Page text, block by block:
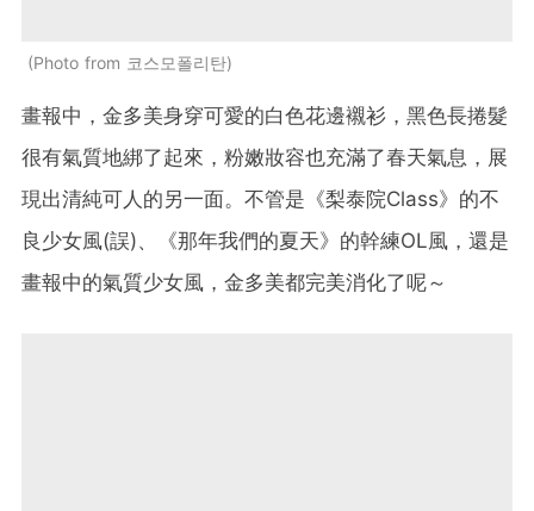
Photo from 코스모폴리탄
畫報中，金多美身穿可愛的白色花邊襯衫，黑色長捲髮
很有氣質地綁了起來，粉嫩妝容也充滿了春天氣息，展
現出清純可人的另一面。不管是《梨泰院Class》的不
良少女風(誤)、《那年我們的夏天》的幹練OL風，還是
畫報中的氣質少女風，金多美都完美消化了呢～